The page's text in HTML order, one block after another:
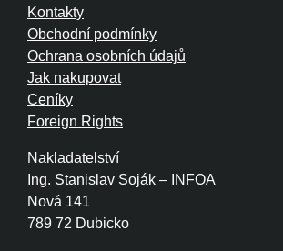
Nakladatelství
Ing. Stanislav Soják – INFOA
Nová 141
789 72 Dubicko
Kontakty
Obchodní podmínky
Ochrana osobních údajů
Jak nakupovat
Ceníky
Foreign Rights